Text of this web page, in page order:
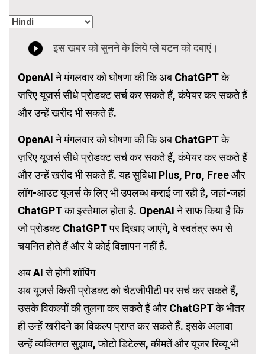
OpenAI ने मंगलवार को घोषणा की कि अब ChatGPT के
ज़रिए यूजर्स सीधे प्रोडक्ट सर्च कर सकते हैं, कंपेयर कर सकते हैं
और उन्हें खरीद भी सकते हैं.
OpenAI ने मंगलवार को घोषणा की कि अब ChatGPT के
ज़रिए यूजर्स सीधे प्रोडक्ट सर्च कर सकते हैं, कंपेयर कर सकते हैं
और उन्हें खरीद भी सकते हैं. यह सुविधा Plus, Pro, Free और
लॉग-आउट यूजर्स के लिए भी उपलब्ध कराई जा रही है, जहां-जहां
ChatGPT का इस्तेमाल होता है. OpenAI ने साफ किया है कि
जो प्रोडक्ट ChatGPT पर दिखाए जाएंगे, वे स्वतंत्र रूप से
चयनित होते हैं और ये कोई विज्ञापन नहीं हैं.
अब AI से होगी शॉपिंग
अब यूजर्स किसी प्रोडक्ट को चैटजीपीटी पर सर्च कर सकते हैं,
उसके विकल्पों की तुलना कर सकते हैं और ChatGPT के भीतर
ही उन्हें खरीदने का विकल्प प्राप्त कर सकते हैं. इसके अलावा
उन्हें व्यक्तिगत सुझाव, फोटो डिटेल्स, कीमतें और यूजर रिव्यू भी